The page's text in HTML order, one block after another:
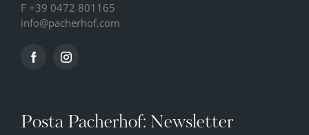
F +39 0472 801165
info@pacherhof.com
Posta Pacherhof: Newsletter